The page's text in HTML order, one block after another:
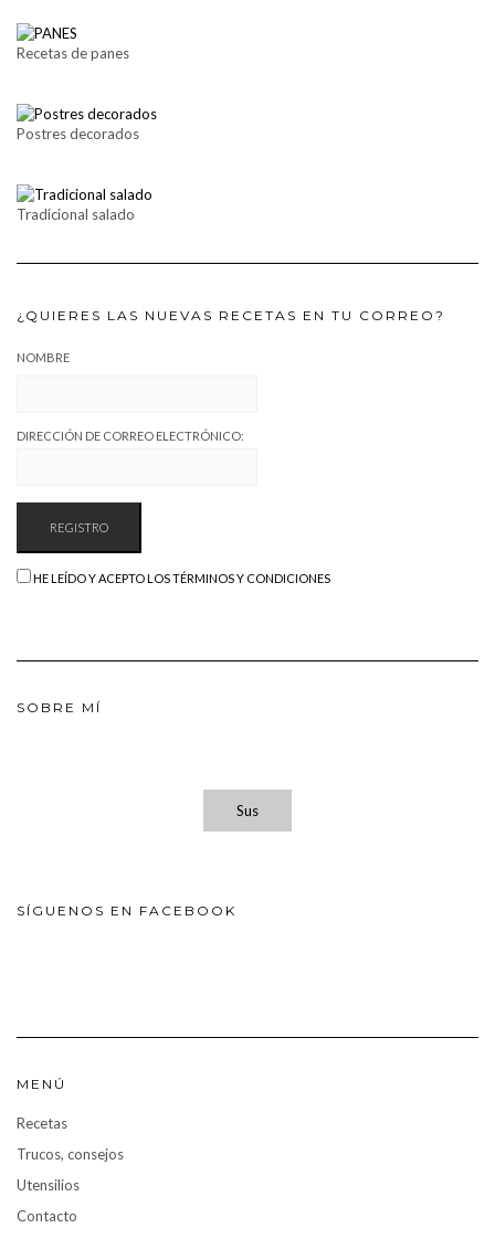
Recetas de panes
Postres decorados
Tradicional salado
¿QUIERES LAS NUEVAS RECETAS EN TU CORREO?
NOMBRE
DIRECCIÓN DE CORREO ELECTRÓNICO:
HE LEÍDO Y ACEPTO LOS TÉRMINOS Y CONDICIONES
SOBRE MÍ
Sus
SÍGUENOS EN FACEBOOK
MENÚ
Recetas
Trucos, consejos
Utensilios
Contacto